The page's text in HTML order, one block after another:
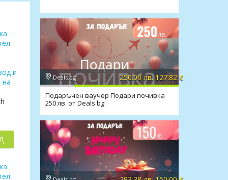
Deals.bg 250.00 лв. 127.82 €
Подаръчен ваучер Подари почивка
250 лв. от Deals.bg